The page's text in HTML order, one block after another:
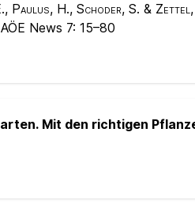
Paulus, H., Schoder, S. &
News 7: 15–80
Mit den richtigen